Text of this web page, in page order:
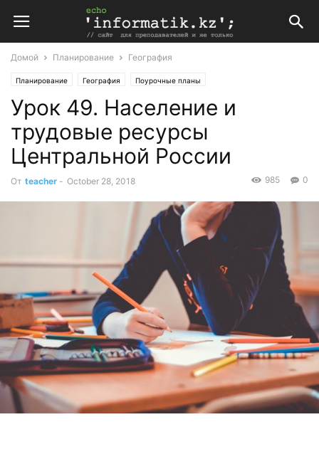
Домой Планирование География
Планирование География Поурочные планы
Поурочные планы по географии 9 класс
Урок 49. Население и
трудовые ресурсы
Центральной России
От teacher - October 28, 2018 0
985